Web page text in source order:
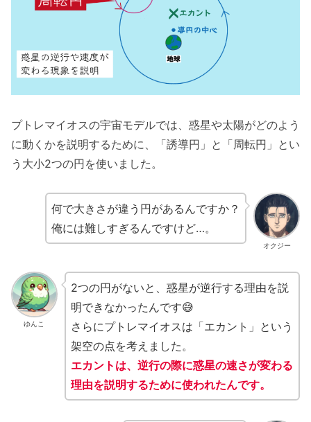
プトレマイオスの宇宙モデルでは、惑星や太陽がどのよう
に動くかを説明するために、「誘導円」と「周転円」とい
う大小2つの円を使いました。
オクジー
何で大きさが違う円があるんですか？
俺には難しすぎるんですけど…。
ゆんこ
2つの円がないと、惑星が逆行する理由を説
明できなかったんです😅
さらにプトレマイオスは「エカント」という
架空の点を考えました。
エカントは、 逆行の際に惑星の速さが変わる
理由を説明するために使われたんです。